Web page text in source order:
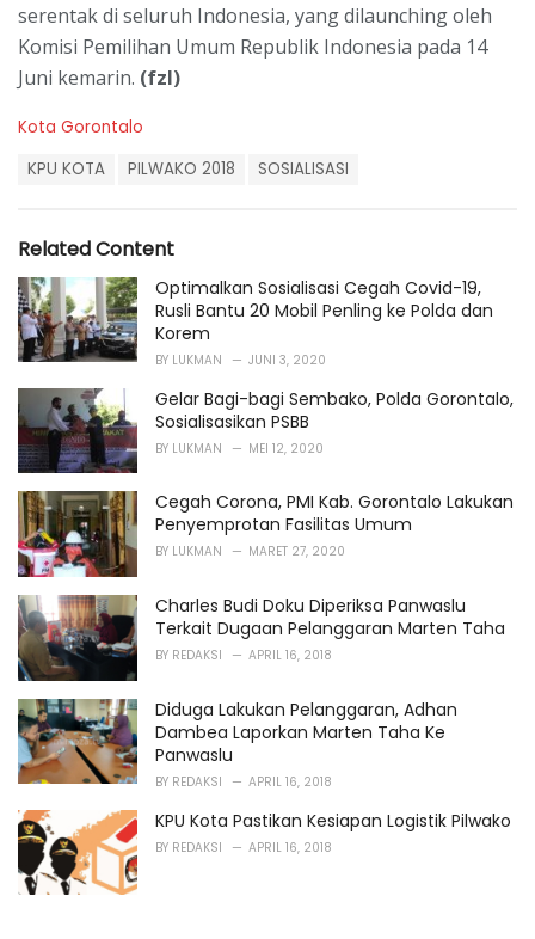
serentak di seluruh Indonesia, yang dilaunching oleh
Komisi Pemilihan Umum Republik Indonesia pada 14
Juni kemarin. (fzl)
C
r
i
e
s
:
Kota Gorontalo
:
KPU KOTA PILWAKO 2018 SOSIALISASI
Related Content
Optimalkan Sosialisasi Cegah Covid-19,
Rusli Bantu 20 Mobil Penling ke Polda dan
Korem
BY LUKMAN JUNI 3, 2020
Gelar Bagi-bagi Sembako, Polda Gorontalo,
Sosialisasikan PSBB
BY LUKMAN MEI 12, 2020
Cegah Corona, PMI Kab. Gorontalo Lakukan
Penyemprotan Fasilitas Umum
BY LUKMAN MARET 27, 2020
Charles Budi Doku Diperiksa Panwaslu
Terkait Dugaan Pelanggaran Marten Taha
BY REDAKSI APRIL 16, 2018
Diduga Lakukan Pelanggaran, Adhan
Dambea Laporkan Marten Taha Ke
Panwaslu
BY REDAKSI APRIL 16, 2018
KPU Kota Pastikan Kesiapan Logistik Pilwako
BY REDAKSI APRIL 16, 2018